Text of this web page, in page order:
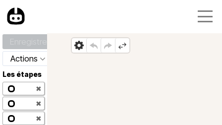
Actions
Les étapes
✖
✖
✖